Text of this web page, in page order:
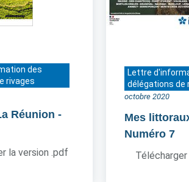
des
rivages
Réunion -
la version .pdf
Lettre
délégations de
octobre 2020
Mes
Numéro 7